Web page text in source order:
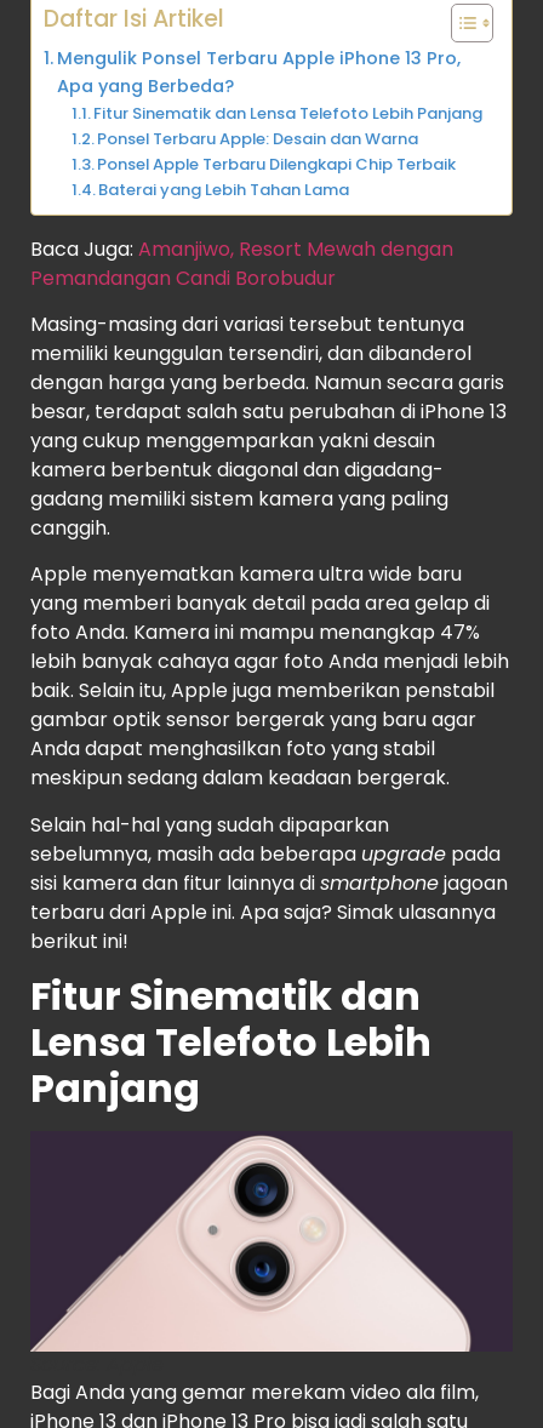
Daftar Isi Artikel
Mengulik Ponsel Terbaru Apple iPhone 13 Pro,
Apa yang Berbeda?
Fitur Sinematik dan Lensa Telefoto Lebih Panjang
Ponsel Terbaru Apple: Desain dan Warna
Ponsel Apple Terbaru Dilengkapi Chip Terbaik
Baterai yang Lebih Tahan Lama
Baca Juga: Amanjiwo, Resort Mewah dengan
Pemandangan Candi Borobudur
Masing-masing dari variasi tersebut tentunya
memiliki keunggulan tersendiri, dan dibanderol
dengan harga yang berbeda. Namun secara garis
besar, terdapat salah satu perubahan di iPhone 13
yang cukup menggemparkan yakni desain
kamera berbentuk diagonal dan digadang-
gadang memiliki sistem kamera yang paling
canggih.
Apple menyematkan kamera ultra wide baru
yang memberi banyak detail pada area gelap di
foto Anda. Kamera ini mampu menangkap 47%
lebih banyak cahaya agar foto Anda menjadi lebih
baik. Selain itu, Apple juga memberikan penstabil
gambar optik sensor bergerak yang baru agar
Anda dapat menghasilkan foto yang stabil
meskipun sedang dalam keadaan bergerak.
Selain hal-hal yang sudah dipaparkan
sebelumnya, masih ada beberapa upgrade pada
sisi kamera dan fitur lainnya dismartphonejagoan
terbaru dari Apple ini. Apa saja? Simak ulasannya
berikut ini!
Fitur Sinematik dan
Lensa Telefoto Lebih
Panjang
Bagi Anda yang gemar merekam video ala film,
iPhone 13 dan iPhone 13 Pro bisa jadi salah satu